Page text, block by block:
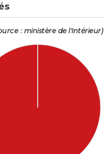
: ministère de l'Intérieur)